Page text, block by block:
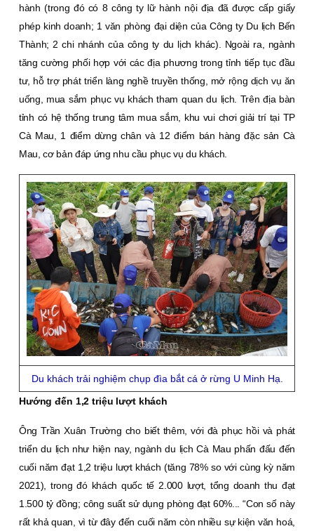
hành (trong đó có 8 công ty lữ hành nội địa đã được cấp giấy
phép kinh doanh; 1 văn phòng đại diện của Công ty Du lịch Bến
Thành; 2 chi nhánh của công ty du lịch khác). Ngoài ra, ngành
tăng cường phối hợp với các địa phương trong tỉnh tiếp tục đầu
tư, hỗ trợ phát triển làng nghề truyền thống, mở rộng dịch vụ ăn
uống, mua sắm phục vụ khách tham quan du lịch. Trên địa bàn
tỉnh có hệ thống trung tâm mua sắm, khu vui chơi giải trí tại TP
Cà Mau, 1 điểm dừng chân và 12 điểm bán hàng đặc sản Cà
Mau, cơ bản đáp ứng nhu cầu phục vụ du khách.
Du khách trải nghiệm chụp đìa bắt cá ở rừng U Minh Hạ.
Hướng đến 1,2 triệu lượt khách
Ông Trần Xuân Trường cho biết thêm, với đà phục hồi và phát
triển du lịch như hiện nay, ngành du lịch Cà Mau phấn đấu đến
cuối năm đạt 1,2 triệu lượt khách (tăng 78% so với cùng kỳ năm
2021), trong đó khách quốc tế 2.000 lượt, tổng doanh thu đạt
1.500 tỷ đồng; công suất sử dụng phòng đạt 60%... “Con số này
rất khả quan, vì từ đây đến cuối năm còn nhiều sự kiện văn hoá,